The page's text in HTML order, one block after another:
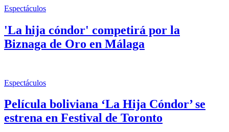
Espectáculos
'La hija cóndor' competirá por la
Biznaga de Oro en Málaga
Espectáculos
Película boliviana ‘La Hija Cóndor’ se
estrena en Festival de Toronto